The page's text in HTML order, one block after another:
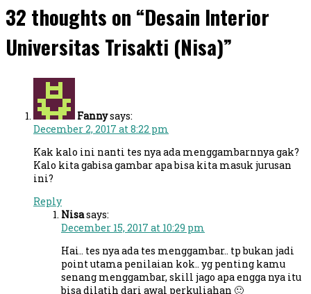
32 thoughts on “Desain Interior
Universitas Trisakti (Nisa)”
Fannysays:
December 2, 2017 at 8:22 pm
Kak kalo ini nanti tes nya ada menggambarnnya gak?
Kalo kita gabisa gambar apa bisa kita masuk jurusan
ini?
Reply
Nisasays:
December 15, 2017 at 10:29 pm
Hai.. tes nya ada tes menggambar.. tp bukan jadi
point utama penilaian kok.. yg penting kamu
senang menggambar, skill jago apa engga nya itu
bisa dilatih dari awal perkuliahan 🙂